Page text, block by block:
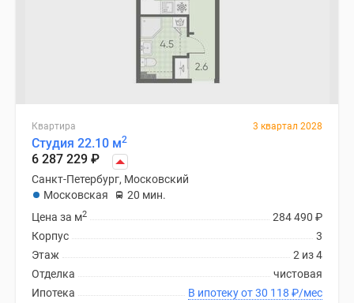
Квартира 3 квартал 2028
Студия 22.10 м2
6 287 229 ₽
Санкт-Петербург, Московский
Московская
20 мин.
284 490 ₽
Цена за м2
3
Корпус
2 из 4
Этаж
чистовая
Отделка
В ипотеку от 30 118 ₽/мес
Ипотека